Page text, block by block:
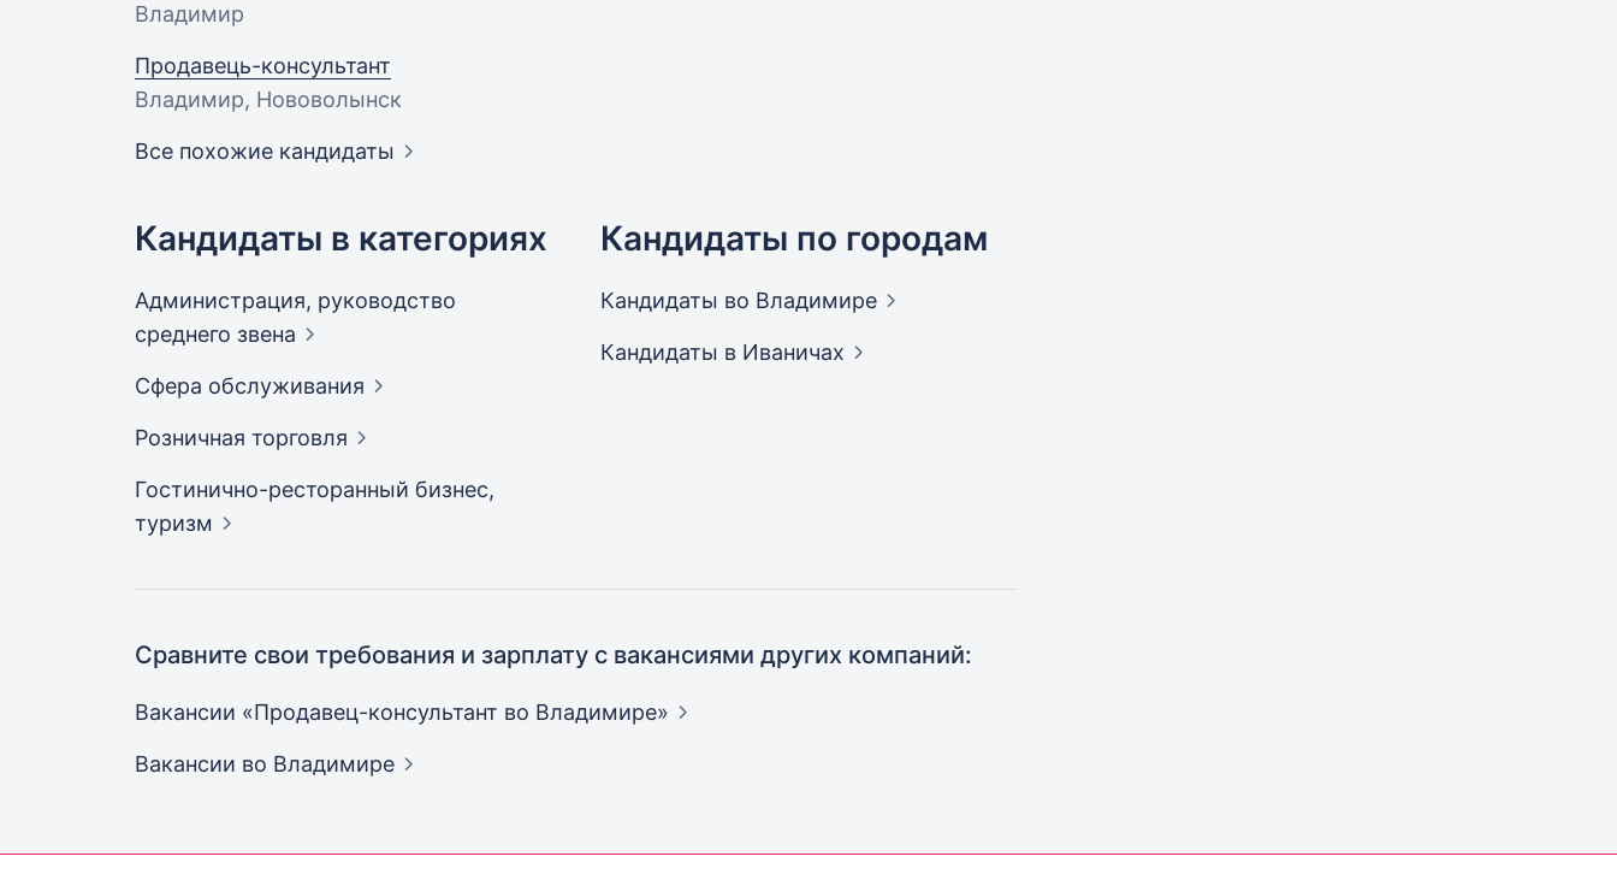
Владимир
Продавець-консультант
Владимир, Нововолынск
Все похожие кандидаты
Кандидаты в категориях
Администрация, руководство
среднего звена
Сфера обслуживания
Розничная торговля
Гостинично-ресторанный бизнес,
туризм
Кандидаты по городам
Кандидаты во Владимире
Кандидаты в Иваничах
Сравните свои требования и зарплату с вакансиями других компаний:
Вакансии «Продавец-консультант во Владимире»
Вакансии во Владимире